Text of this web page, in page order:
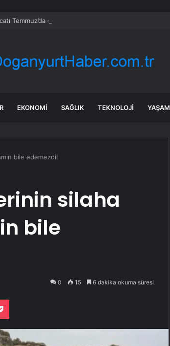
Temmuz’da çatışmalara rağmen sabit kaldı
EKONOMI SAĞLIK TEKNOLOJI YAŞAM
bile edemezdi!
silaha
bile
0 15 6 dakika okuma süresi
Pocket